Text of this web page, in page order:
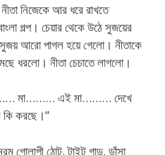
নিজেকে আর ধরে রাখতে
গল্প। চেয়ার থেকে উঠে সুজয়ের
আরো পাগল হয়ে গেলো। নীতাকে
ধরলো। নীতা চেচাতে লাগলো।
মা……… এই মা……… দেখে
কি করছে।”
গোলাপী ঠোট, টাইট গাড়, ডাঁসা